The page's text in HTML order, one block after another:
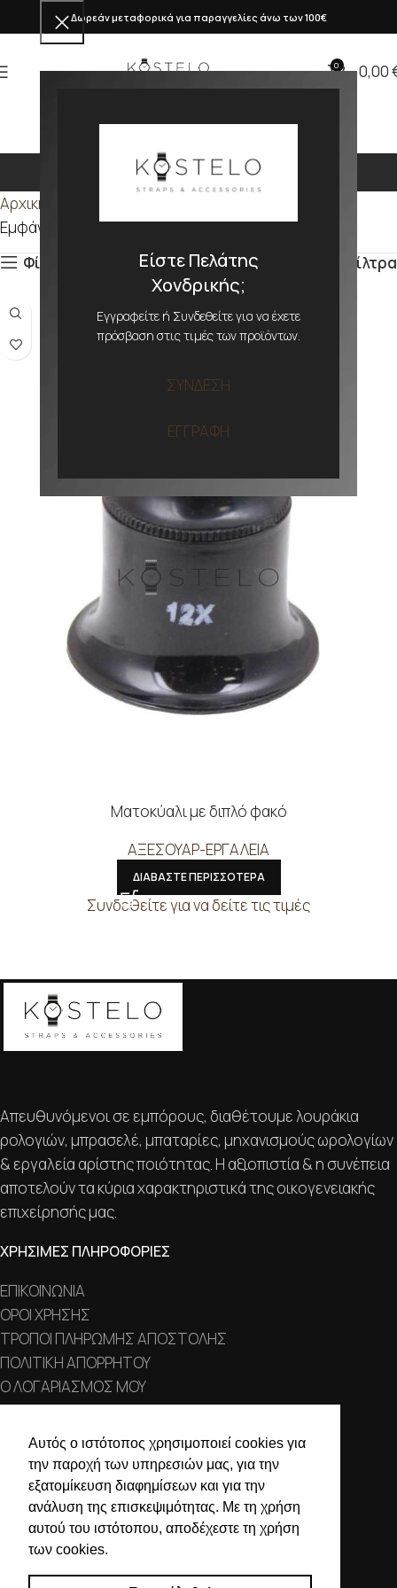
Είστε Πελάτης
Χονδρικής;
Εγγραφείτε ή Συνδεθείτε για να έχετε
πρόσβαση στις τιμές των προϊόντων.
ΣΥΝΔΕΣΗ
ΕΓΓΡΑΦΗ
Αυτός ο ιστότοπος χρησιμοποιεί cookies για
την παροχή των υπηρεσιών μας, για την
εξατομίκευση διαφημίσεων και για την
ανάλυση της επισκεψιμότητας. Με τη χρήση
αυτού του ιστότοπου, αποδέχεστε τη χρήση
των cookies.
Δωρεάν μεταφορικά για παραγγελίες άνω των 100€
0 0,00
15x
Αρχική σελίδα
Εμφάνιση του μοναδικού αποτελέσματος
Φίλτρα
Φίλτρα
Ματοκύαλι με διπλό φακό
ΑΞΕΣΟΥΑΡ-ΕΡΓΑΛΕΙΑ
ΔΙΑΒΑΣΤΕ ΠΕΡΙΣΣΟΤΕΡΑ
Συνδεθείτε για να δείτε τις τιμές
Απευθυνόμενοι σε εμπόρους, διαθέτουμε λουράκια
ρολογιών, μπρασελέ, μπαταρίες, μηχανισμούς ωρολογίων
& εργαλεία αρίστης ποιότητας. Η αξιοπιστία & η συνέπεια
αποτελούν τα κύρια χαρακτηριστικά της οικογενειακής
επιχείρησής μας.
ΧΡΗΣΙΜΕΣ ΠΛΗΡΟΦΟΡΙΕΣ
ΕΠΙΚΟΙΝΩΝΙΑ
ΟΡΟΙ ΧΡΗΣΗΣ
ΤΡΟΠΟΙ ΠΛΗΡΩΜΗΣ ΑΠΟΣΤΟΛΗΣ
ΠΟΛΙΤΙΚΗ ΑΠΟΡΡΗΤΟΥ
Ο ΛΟΓΑΡΙΑΣΜΟΣ ΜΟΥ
Χαλκιδικής 19, 546 43,
Θεσσαλονίκη
2310 839 188
2310 850 606